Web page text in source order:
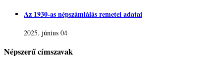
Az 1930-as népszámlálás remetei adatai
2025. június 04
Népszerű címszavak